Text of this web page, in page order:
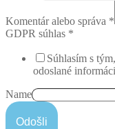
Komentár alebo správa *
GDPR súhlas *
Súhlasím s
odoslané
Name
Odošli